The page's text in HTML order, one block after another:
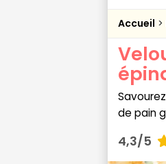
Accueil
de pain
4,3/5